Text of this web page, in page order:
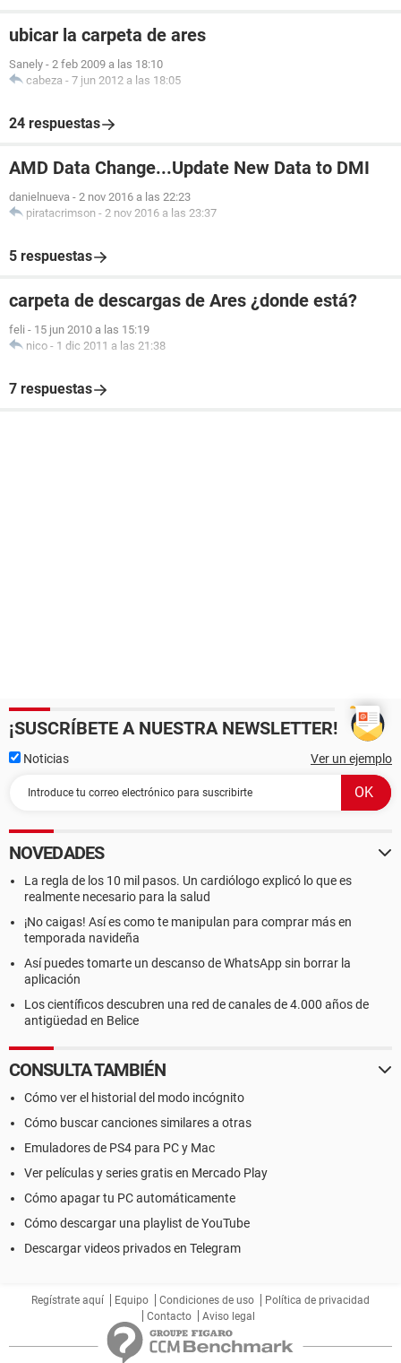
ubicar la carpeta de ares
Sanely - 2 feb 2009 a las 18:10
cabeza - 7 jun 2012 a las 18:05
24 respuestas
AMD Data Change...Update New Data to DMI
danielnueva - 2 nov 2016 a las 22:23
piratacrimson - 2 nov 2016 a las 23:37
5 respuestas
carpeta de descargas de Ares ¿donde está?
feli - 15 jun 2010 a las 15:19
nico - 1 dic 2011 a las 21:38
7 respuestas
¡SUSCRÍBETE A NUESTRA NEWSLETTER!
Noticias Ver un ejemplo
NOVEDADES
La regla de los 10 mil pasos. Un cardiólogo explicó lo que es
realmente necesario para la salud
¡No caigas! Así es como te manipulan para comprar más en
temporada navideña
Así puedes tomarte un descanso de WhatsApp sin borrar la
aplicación
Los científicos descubren una red de canales de 4.000 años de
antigüedad en Belice
CONSULTA TAMBIÉN
Cómo ver el historial del modo incógnito
Cómo buscar canciones similares a otras
Emuladores de PS4 para PC y Mac
Ver películas y series gratis en Mercado Play
Cómo apagar tu PC automáticamente
Cómo descargar una playlist de YouTube
Descargar videos privados en Telegram
Regístrate aquí Equipo Condiciones de uso
Política de privacidad
Contacto
Aviso legal